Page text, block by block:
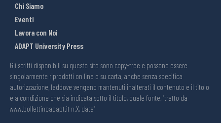
Chi Siamo
Eventi
Lavora con Noi
ADAPT University Press
Gli scritti disponibili su questo sito sono copy-free e possono essere
singolarmente riprodotti on line o su carta, anche senza specifica
autorizzazione, laddove vengano mantenuti inalterati il contenuto e il titolo
e a condizione che sia indicata sotto il titolo, quale fonte, “tratto da
www.bollettinoadapt.it n.X, data“